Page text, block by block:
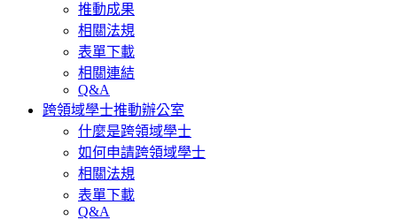
推動成果
相關法規
表單下載
相關連結
Q&A
跨領域學士推動辦公室
什麼是跨領域學士
如何申請跨領域學士
相關法規
表單下載
Q&A